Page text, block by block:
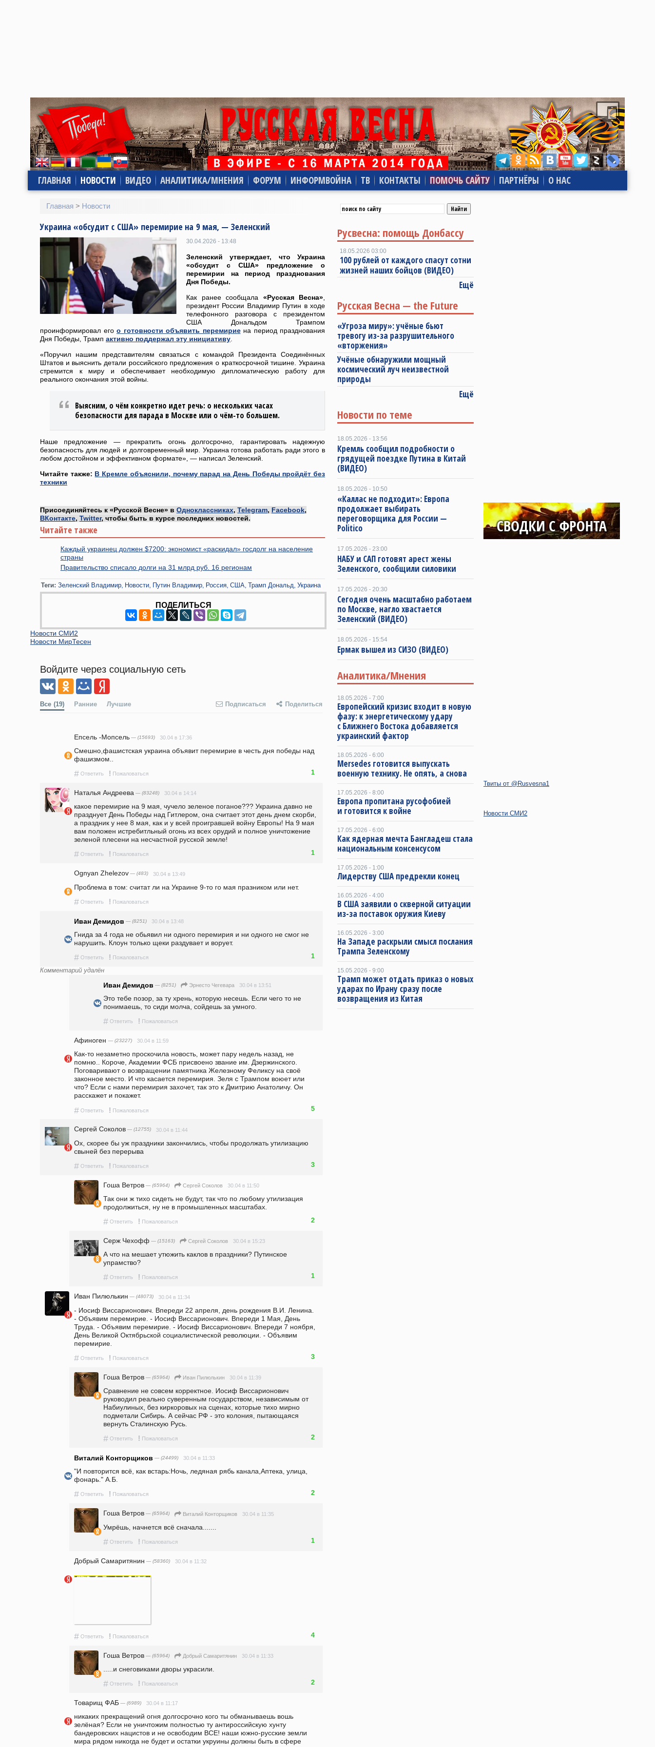
ГЛАВНАЯ НОВОСТИ ВИДЕО АНАЛИТИКА/МНЕНИЯ ФОРУМ ИНФОРМВОЙНА ТВ КОНТАКТЫ ПОМОЧЬ САЙТУ ПАРТНЁРЫ О НАС
Главная > Новости
Украина «обсудит с США» перемирие на 9 мая, — Зеленский
30.04.2026 - 13:48
Зеленский утверждает, что Украина
«обсудит с США» предложение о
перемирии на период празднования
Дня Победы.
Как ранее сообщала «Русская Весна»
президент России Владимир Путин в ходе
телефонного разговора с президентом
США Дональдом Трампом
проинформировал его о готовности объявить перемириена период празднования
Дня Победы, Трамп активно поддержал эту инициативу
«Поручил нашим представителям связаться с командой Президента Соединённых
Штатов и выяснить детали российского предложения о краткосрочной тишине. Украина
стремится к миру и обеспечивает необходимую дипломатическую работу для
реального окончания этой войны.
Выясним, о чём конкретно идет речь: о нескольких часах
безопасности для парада в Москве или о чём-то большем.
Наше предложение — прекратить огонь долгосрочно, гарантировать надежную
безопасность для людей и долговременный мир. Украина готова работать ради этого в
любом достойном и эффективном формате», — написал Зеленский.
Читайте также: В Кремле объяснили, почему парад на День Победы пройдёт без
техники
Присоединяйтесь к «Русской Весне» в Одноклассниках, Telegram, Facebook,
ВКонтакте, Twitter, чтобы быть в курсе последних новостей.
Читайте также
Каждый украинец должен $7200: экономист «раскидал» госдолг на население
страны
Правительство списало долги на 31 млрд руб. 16 регионам
Теги: Зеленский Владимир Новости Путин Владимир Россия США Трамп Дональд Украина
ПОДЕЛИТЬСЯ
Новости СМИ2
Новости МирТесен
Войдите через социальную сеть
Все (19) Ранние Лучшие Подписаться Поделиться
Епсель -Мопсель — (15693) 30.04 в 17:36
Смешно,фашистская украина объявит перемирие в честь дня победы над
фашизмом..
# Ответить ! Пожаловаться 1
Наталья Андреева — (83248) 30.04 в 14:14
какое перемирие на 9 мая, чучело зеленое поганое??? Украина давно не
празднует День Победы над Гитлером, она считает этот день днем скорби,
а праздник у нее 8 мая, как и у всей проигравшей войну Европы! На 9 мая
вам положен истребитльный огонь из всех орудий и полное уничтожение
зеленой плесени на несчастной русской земле!
# Ответить ! Пожаловаться 1
Ognyan Zhelezov — (483) 30.04 в 13:49
Проблема в том: считат ли на Украине 9-то го мая празником или нет.
# Ответить ! Пожаловаться
Иван Демидов — (8251) 30.04 в 13:48
Гнида за 4 года не обьявил ни одного перемирия и ни одного не смог не
нарушить. Клоун только щеки раздувает и ворует.
# Ответить ! Пожаловаться 1
Комментарий удалён
Иван Демидов — (8251) Эрнесто Чегевара 30.04 в 13:51
Это тебе позор, за ту хрень, которую несешь. Если чего то не
понимаешь, то сиди молча, сойдешь за умного.
# Ответить ! Пожаловаться
Афиноген — (23227) 30.04 в 11:59
Как-то незаметно проскочила новость, может пару недель назад, не
помню.. Короче, Академии ФСБ присвоено звание им. Дзержинского.
Поговаривают о возвращении памятника Железному Феликсу на своё
законное место. И что касается перемирия. Зеля с Трампом воюет или
что? Если с нами перемирия захочет, так это к Дмитрию Анатоличу. Он
расскажет и покажет.
# Ответить ! Пожаловаться 5
Сергей Соколов — (12755) 30.04 в 11:44
Ох, скорее бы уж праздники закончились, чтобы продолжать утилизацию
свыней без перерыва
# Ответить ! Пожаловаться 3
Гоша Ветров — (65964) Сергей Соколов 30.04 в 11:50
Так они ж тихо сидеть не будут, так что по любому утилизация
продолжиться, ну не в промышленных масштабах.
# Ответить ! Пожаловаться 2
Серж Чехофф — (15163) Сергей Соколов 30.04 в 15:23
А что на мешает утюжить каклов в праздники? Путинское
упрамство?
# Ответить ! Пожаловаться 1
Иван Пилюлькин — (48073) 30.04 в 11:34
- Иосиф Виссарионович. Впереди 22 апреля, день рождения В.И. Ленина.
- Объявим перемирие. - Иосиф Виссарионович. Впереди 1 Мая, День
Труда. - Объявим перемирие. - Иосиф Виссарионович. Впереди 7 ноября,
День Великой Октябрьской социалистической революции. - Объявим
перемирие.
# Ответить ! Пожаловаться 3
Гоша Ветров — (65964) Иван Пилюлькин 30.04 в 11:39
Сравнение не совсем корректное. Иосиф Виссарионович
руководил реально суверенным государством, независимым от
Набиулиных, без киркоровых на сценах, которые тихо мирно
подметали Сибирь. А сейчас РФ - это колония, пытающаяся
вернуть Сталинскую Русь.
# Ответить ! Пожаловаться 2
Виталий Конторщиков — (24499) 30.04 в 11:33
"И повторится всё, как встарь:Ночь, ледяная рябь канала,Аптека, улица,
фонарь." А.Б.
# Ответить ! Пожаловаться 2
Гоша Ветров — (65964) Виталий Конторщиков 30.04 в 11:35
Умрёшь, начнется всё сначала.......
# Ответить ! Пожаловаться 1
Добрый Самаритянин — (58360) 30.04 в 11:32
# Ответить ! Пожаловаться 4
Гоша Ветров — (65964) Добрый Самаритянин 30.04 в 11:33
.....и снеговиками дворы украсили.
# Ответить ! Пожаловаться 2
Товарищ ФАБ — (6989) 30.04 в 11:17
никаких прекращений огня долгосрочно кого ты обманываешь вошь
зелёная? Если не уничтожим полностью ту антироссийскую хунту
бандеровских нацистов и не освободим ВСЕ! наши южно-русские земли
мира рядом никогда не будет и остатки укруины должны быть в сфере
Русвесна: помощь Донбассу
18.05.2026 03:00
100 рублей от каждого спасут сотни
жизней наших бойцов (ВИДЕО)
Ещё
Русская Весна — the Future
«Угроза миру»: учёные бьют
тревогу из-за разрушительного
«вторжения»
Учёные обнаружили мощный
космический луч неизвестной
природы
Ещё
Новости по теме
18.05.2026 - 13:56
Кремль сообщил подробности о
грядущей поездке Путина в Китай
(ВИДЕО)
18.05.2026 - 10:50
«Каллас не подходит»: Европа
продолжает выбирать
переговорщика для России —
Politico
17.05.2026 - 23:00
НАБУ и САП готовят арест жены
Зеленского, сообщили силовики
17.05.2026 - 20:30
Сегодня очень масштабно работаем
по Москве, нагло хвастается
Зеленский (ВИДЕО)
18.05.2026 - 15:54
Ермак вышел из СИЗО (ВИДЕО)
Аналитика/Мнения
18.05.2026 - 7:00
Европейский кризис входит в новую
фазу: к энергетическому удару
с Ближнего Востока добавляется
украинский фактор
18.05.2026 - 6:00
Mersedes готовится выпускать
военную технику. Не опять, а снова
17.05.2026 - 8:00
Европа пропитана русофобией
и готовится к войне
17.05.2026 - 6:00
Как ядерная мечта Бангладеш стала
национальным консенсусом
17.05.2026 - 1:00
Лидерству США предрекли конец
16.05.2026 - 4:00
В США заявили о скверной ситуации
из-за поставок оружия Киеву
16.05.2026 - 3:00
На Западе раскрыли смысл послания
Трампа Зеленскому
15.05.2026 - 9:00
Трамп может отдать приказ о новых
ударах по Ирану сразу после
возвращения из Китая
Твиты от @Rusvesna1
Новости СМИ2